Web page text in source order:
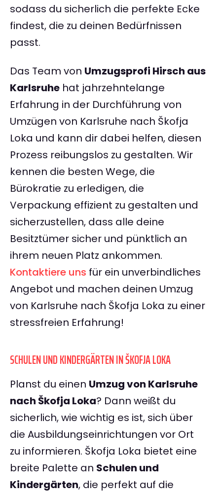
sodass du sicherlich die perfekte Ecke
findest, die zu deinen Bedürfnissen
passt.
Das Team von Umzugsprofi Hirsch aus
Karlsruhe hat jahrzehntelange
Erfahrung in der Durchführung von
Umzügen von Karlsruhe nach Škofja
Loka und kann dir dabei helfen, diesen
Prozess reibungslos zu gestalten. Wir
kennen die besten Wege, die
Bürokratie zu erledigen, die
Verpackung effizient zu gestalten und
sicherzustellen, dass alle deine
Besitztümer sicher und pünktlich an
ihrem neuen Platz ankommen.
Kontaktiere uns für ein unverbindliches
Angebot und machen deinen Umzug
von Karlsruhe nach Škofja Loka zu einer
stressfreien Erfahrung!
SCHULEN UND KINDERGÄRTEN IN ŠKOFJA LOKA
Planst du einen Umzug von Karlsruhe
nach Škofja Loka? Dann weißt du
sicherlich, wie wichtig es ist, sich über
die Ausbildungseinrichtungen vor Ort
zu informieren. Škofja Loka bietet eine
breite Palette an Schulen und
Kindergärten, die perfekt auf die